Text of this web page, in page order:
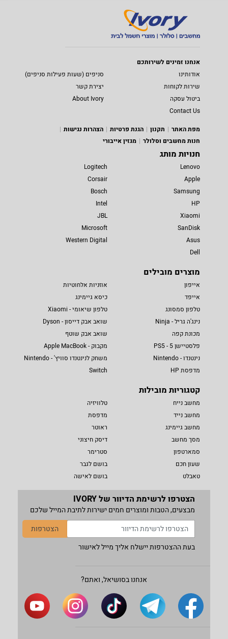
אנחנו זמינים לשירותכם
אודותינו
סניפים (שעות פעילות סניפים)
שירות לקוחות
יצירת קשר
ביטול עסקה
About Ivory
Contact Us
מפת האתר
תקנון הגנת פרטיות
הצהרות נגישות
חנות מחשבים וסלולר
מגזין אייבורי
חנויות מותג
Lenovo
Apple
Samsung
HP
Xiaomi
SanDisk
Asus
Dell
Logitech
Corsair
Bosch
Intel
JBL
Microsoft
Western Digital
מוצרים מובילים
אייפון
אייפד
טלפון סמסונג
נינג'ה גריל - Ninja
מכונת קפה
פלסטיישן 5 - PS5
נינטנדו - Nintendo
מדפסת HP
אוזניות אלחוטיות
כיסא גיימינג
טלפון שיאומי - Xiaomi
שואב אבק דייסון - Dyson
שואב אבק שוטף
מקבוק - Apple MacBook
משחק לנינטנדו סוויץ' - Nintendo
Switch
קטגוריות מובילות
מחשב נייח
מחשב נייד
מחשב גיימינג
מסך מחשב
סמארטפון
שעון חכם
טאבלט
טלוויזיה
מדפסת
ראוטר
דיסק חיצוני
סטרימר
בושם לגבר
בושם לאישה
הצטרפו לרשימת הדיוור של IVORY
מבצעים, הטבות ומוצרים חמים ישירות לתיבת המייל שלכם
הצטרפות
בעת ההצטרפות יישלח אליך מייל לאישור
אנחנו בסושיאל, ואתם?